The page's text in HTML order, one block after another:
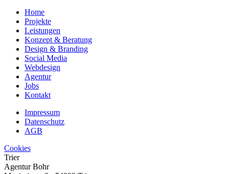
Home
Projekte
Leistungen
Konzept & Beratung
Design & Branding
Social Media
Webdesign
Agentur
Jobs
Kontakt
Impressum
Datenschutz
AGB
Cookies
Trier
Agentur Bohr